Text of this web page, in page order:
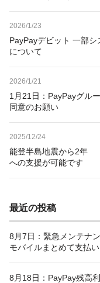
2026/1/23
PayPayデビット 一部
について
2026/1/21
1月21日：PayPayグル
同意のお願い
2025/12/24
能登半島地震から2年
への支援が可能です
最近の投稿
8月7日：緊急メンテナ
モバイルまとめて支払い
8月18日：PayPay残高